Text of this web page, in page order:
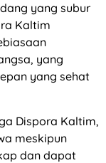
yang subur
Kaltim
yang
yang sehat
Dispora Kaltim,
meskipun
dan dapat